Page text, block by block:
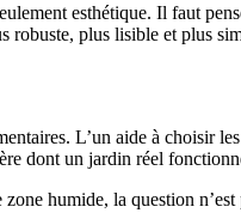
esthétique. Il faut
plus lisible et plus
L’un aide à choisir
dont un jardin réel
humide, la question